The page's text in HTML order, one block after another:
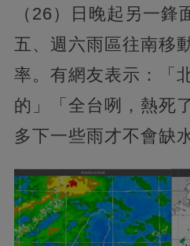
（26）日晚起另一鋒
五、週六雨區往南移
率。有網友表示：「
的」「全台咧，熱死
多下一些雨才不會缺